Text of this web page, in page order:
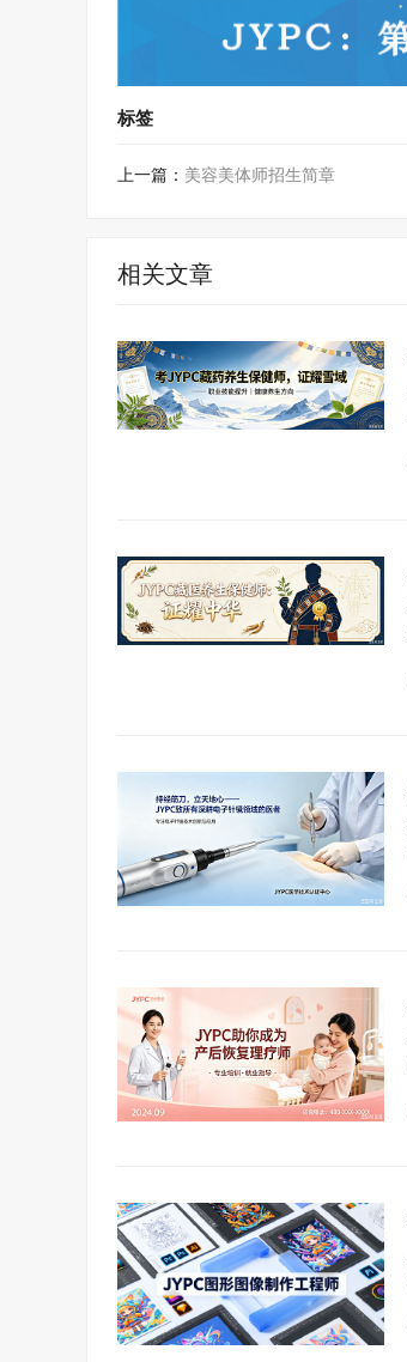
标签
上一篇： 美容美体师招生简章
相关文章